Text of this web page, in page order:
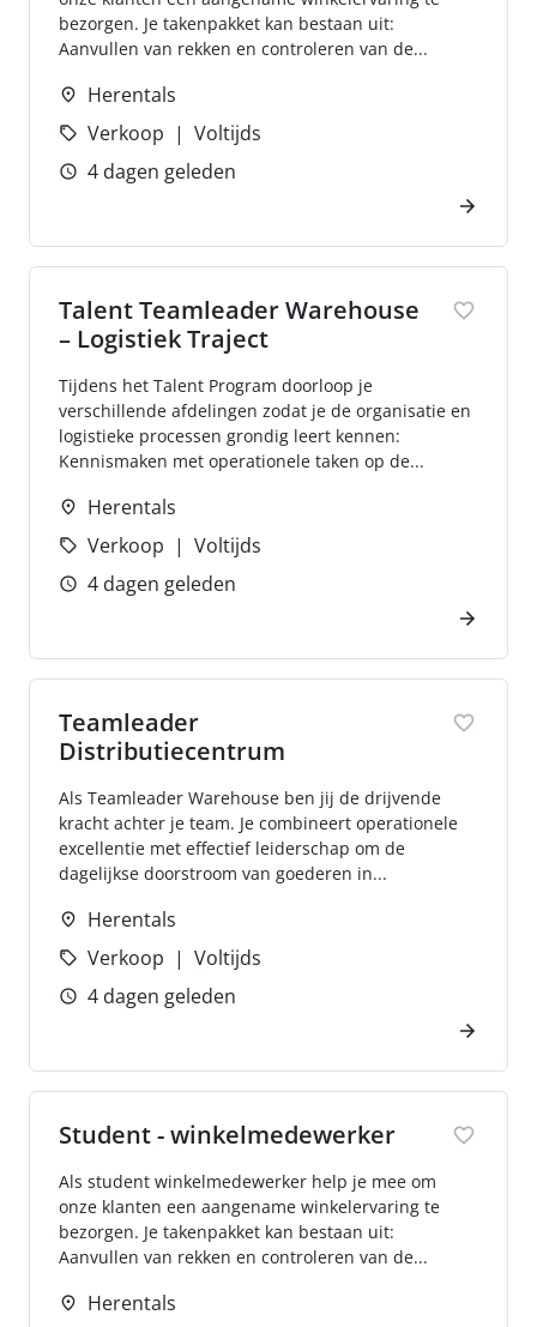
bezorgen. Je takenpakket kan bestaan uit:
Aanvullen van rekken en controleren van de...
Herentals
Verkoop
Voltijds
4 dagen geleden
Talent Teamleader Warehouse
– Logistiek Traject
Tijdens het Talent Program doorloop je
verschillende afdelingen zodat je de organisatie en
logistieke processen grondig leert kennen:
Kennismaken met operationele taken op de...
Herentals
Verkoop
Voltijds
4 dagen geleden
Teamleader
Distributiecentrum
Als Teamleader Warehouse ben jij de drijvende
kracht achter je team. Je combineert operationele
excellentie met effectief leiderschap om de
dagelijkse doorstroom van goederen in...
Herentals
Verkoop
Voltijds
4 dagen geleden
Student - winkelmedewerker
Als student winkelmedewerker help je mee om
onze klanten een aangename winkelervaring te
bezorgen. Je takenpakket kan bestaan uit:
Aanvullen van rekken en controleren van de...
Herentals